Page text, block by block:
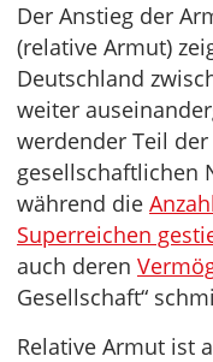
Der Anstieg der
(relative Armut)
Deutschland
weiter
werdender Teil
gesellschaftlichen
während die
Superreichen
auch deren
Gesellschaft“
Relative Armut ist